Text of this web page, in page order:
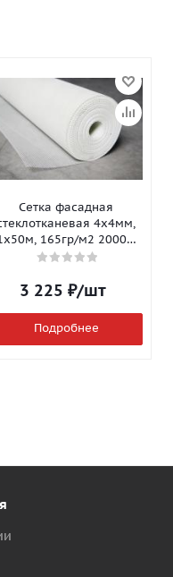
Сетка фасадная
4х4мм,
165гр/м2 2000Н
Isomax-165
3 225 ₽/шт
Подробнее